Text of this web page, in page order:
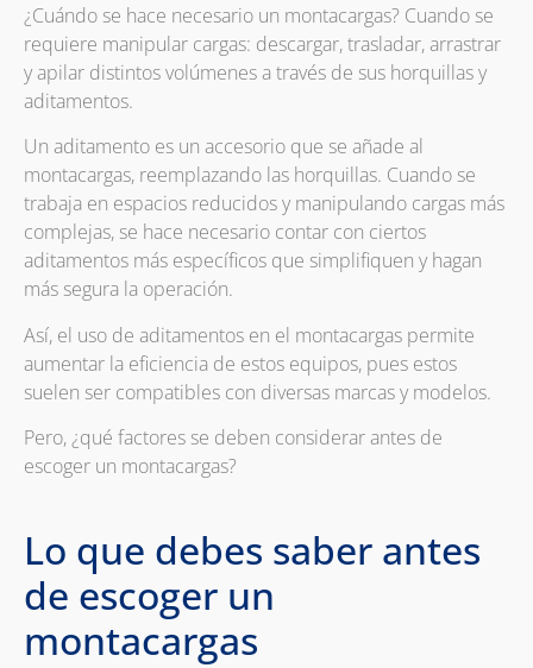
¿Cuándo se hace necesario un montacargas? Cuando se
requiere manipular cargas: descargar, trasladar, arrastrar
y apilar distintos volúmenes a través de sus horquillas y
aditamentos.
Un aditamento es un accesorio que se añade al
montacargas, reemplazando las horquillas. Cuando se
trabaja en espacios reducidos y manipulando cargas más
complejas, se hace necesario contar con ciertos
aditamentos más específicos que simplifiquen y hagan
más segura la operación.
Así, el uso de aditamentos en el montacargas permite
aumentar la eficiencia de estos equipos, pues estos
suelen ser compatibles con diversas marcas y modelos.
Pero, ¿qué factores se deben considerar antes de
escoger un montacargas?
Lo que debes saber antes
de escoger un
montacargas